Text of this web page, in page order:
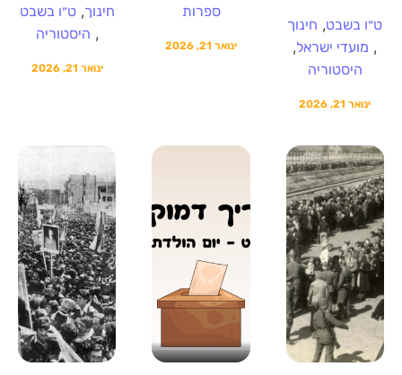
ט״ו בשבט, חינוך
, מועדי ישראל,
היסטוריה
ינואר 21, 2026
ספרות
ינואר 21, 2026
חינוך, ט״ו בשבט
, היסטוריה
ינואר 21, 2026